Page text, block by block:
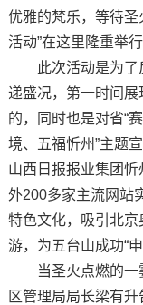
优雅的梵乐，等待
活动”在这里隆重举行
此次活动是为了
递盛况，第一时间
的，同时也是对省“
境、五福忻州”主题
山西日报报业集团
外200多家主流网站
特色文化，吸引北
游，为五台山成功“申
当圣火点燃的一
区管理局局长梁有